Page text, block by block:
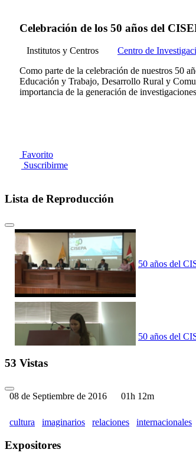
Celebración de los 50 años del
Institutos y Centros
Centro de
Como parte de la celebración de nuestros 50
Educación y Trabajo, Desarrollo Rural y
importancia de la generación de
Favorito
Suscribirme
Lista de Reproducción
50 años del
50 años del
53 Vistas
08 de Septiembre de 2016 01h 12m
cultura imaginarios relaciones internacionales
Expositores